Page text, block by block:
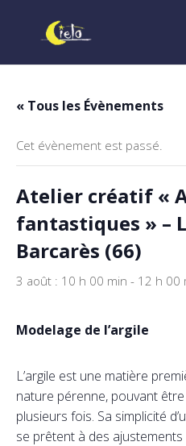
« Tous les Évènements
Cet évènement est passé.
Atelier créatif «
fantastiques » –
Barcarès (66)
3 août : 10 h 00 min - 12 h 00
Modelage de l’argile
L’argile est une matière
nature pérenne, pouvant
plusieurs fois. Sa simplicité
se prêtent à des